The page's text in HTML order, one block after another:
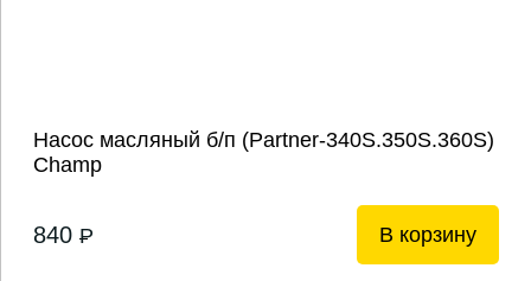
Насос масляный б/п (Partner-340S.350S.360S)
Champ
840 P В корзину